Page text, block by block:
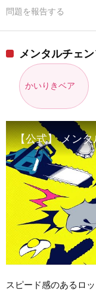
問題を報告する
メンタルチェ
かいりきベア
【公式】 メン
スピード感のあるロ